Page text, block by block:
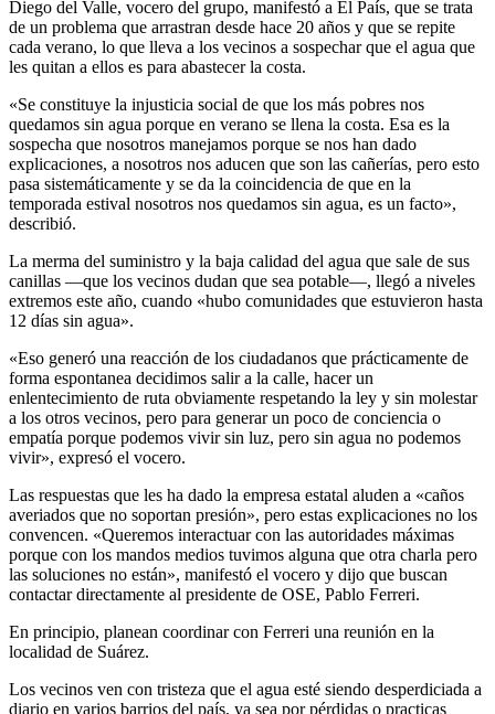
Diego del Valle, vocero del grupo, manifestó a El País, que se trata
de un problema que arrastran desde hace 20 años y que se repite
cada verano, lo que lleva a los vecinos a sospechar que el agua que
les quitan a ellos es para abastecer la costa.
«Se constituye la injusticia social de que los más pobres nos
quedamos sin agua porque en verano se llena la costa. Esa es la
sospecha que nosotros manejamos porque se nos han dado
explicaciones, a nosotros nos aducen que son las cañerías, pero esto
pasa sistemáticamente y se da la coincidencia de que en la
temporada estival nosotros nos quedamos sin agua, es un facto»,
describió.
La merma del suministro y la baja calidad del agua que sale de sus
canillas —que los vecinos dudan que sea potable—, llegó a niveles
extremos este año, cuando «hubo comunidades que estuvieron hasta
12 días sin agua».
«Eso generó una reacción de los ciudadanos que prácticamente de
forma espontanea decidimos salir a la calle, hacer un
enlentecimiento de ruta obviamente respetando la ley y sin molestar
a los otros vecinos, pero para generar un poco de conciencia o
empatía porque podemos vivir sin luz, pero sin agua no podemos
vivir», expresó el vocero.
Las respuestas que les ha dado la empresa estatal aluden a «caños
averiados que no soportan presión», pero estas explicaciones no los
convencen. «Queremos interactuar con las autoridades máximas
porque con los mandos medios tuvimos alguna que otra charla pero
las soluciones no están», manifestó el vocero y dijo que buscan
contactar directamente al presidente de OSE, Pablo Ferreri.
En principio, planean coordinar con Ferreri una reunión en la
localidad de Suárez.
Los vecinos ven con tristeza que el agua esté siendo desperdiciada a
diario en varios barrios del país, ya sea por pérdidas o practicas